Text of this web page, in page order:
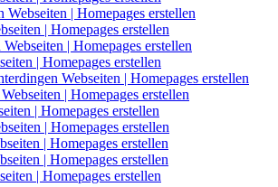
| Homepages erstellen
| Homepages erstellen
| Homepages erstellen
| Homepages erstellen
Webseiten | Homepages erstellen
| Homepages erstellen
| Homepages erstellen
| Homepages erstellen
| Homepages erstellen
| Homepages erstellen
| Homepages erstellen